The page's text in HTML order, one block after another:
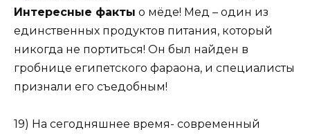
Интересные факты о мёде! Мед – один из
единственных продуктов питания, который
никогда не портиться! Он был найден в
гробнице египетского фараона, и специалисты
признали его съедобным!
19) На сегодняшнее время- современный